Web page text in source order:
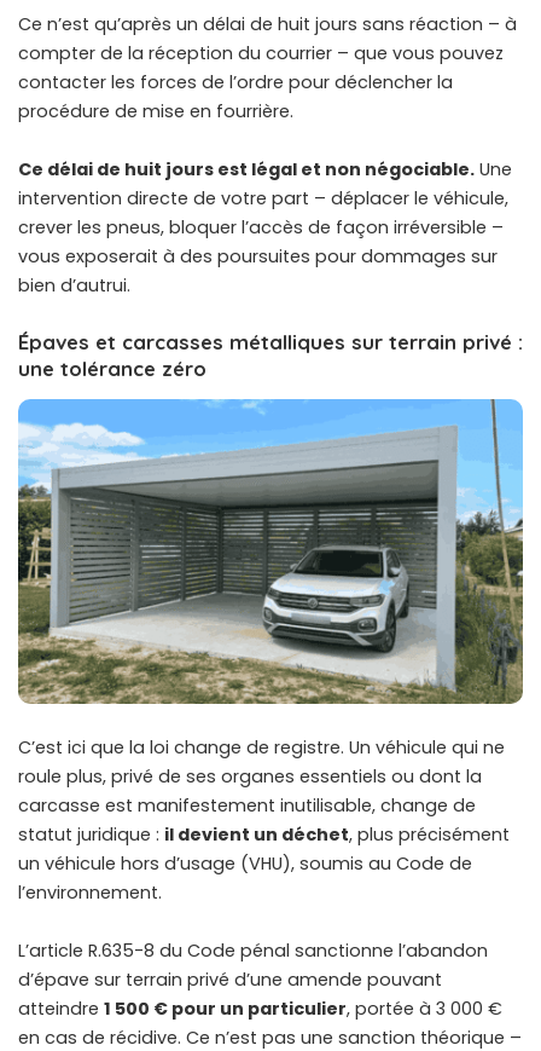
Ce n’est qu’après un délai de huit jours sans réaction – à
compter de la réception du courrier – que vous pouvez
contacter les forces de l’ordre pour déclencher la
procédure de mise en fourrière.
Ce délai de huit jours est légal et non négociable. Une
intervention directe de votre part – déplacer le véhicule,
crever les pneus, bloquer l’accès de façon irréversible –
vous exposerait à des poursuites pour dommages sur
bien d’autrui.
Épaves et carcasses métalliques sur terrain privé :
une tolérance zéro
C’est ici que la loi change de registre. Un véhicule qui ne
roule plus, privé de ses organes essentiels ou dont la
carcasse est manifestement inutilisable, change de
statut juridique : il devient un déchet, plus précisément
un véhicule hors d’usage (VHU), soumis au Code de
l’environnement.
L’article R.635-8 du Code pénal sanctionne l’abandon
d’épave sur terrain privé d’une amende pouvant
atteindre 1 500 € pour un particulier, portée à 3 000 €
en cas de récidive. Ce n’est pas une sanction théorique –